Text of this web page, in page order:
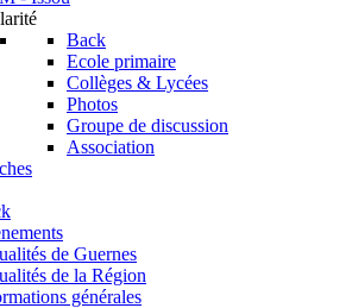
Back
Ecole primaire
Collèges & Lycées
Photos
Groupe de discussion
Association
de Guernes
de la Région
générales